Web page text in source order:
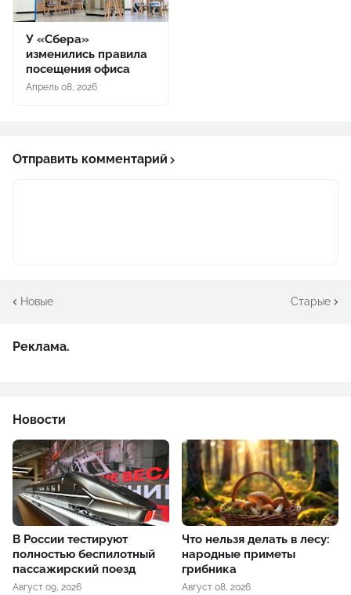
У «Сбера»
изменились правила
посещения офиса
Апрель 08, 2026
Отправить комментарий
Новые Старые
Реклама.
Новости
В России тестируют
полностью беспилотный
пассажирский поезд
Август 09, 2026
Что нельзя делать в лесу:
народные приметы
грибника
Август 08, 2026